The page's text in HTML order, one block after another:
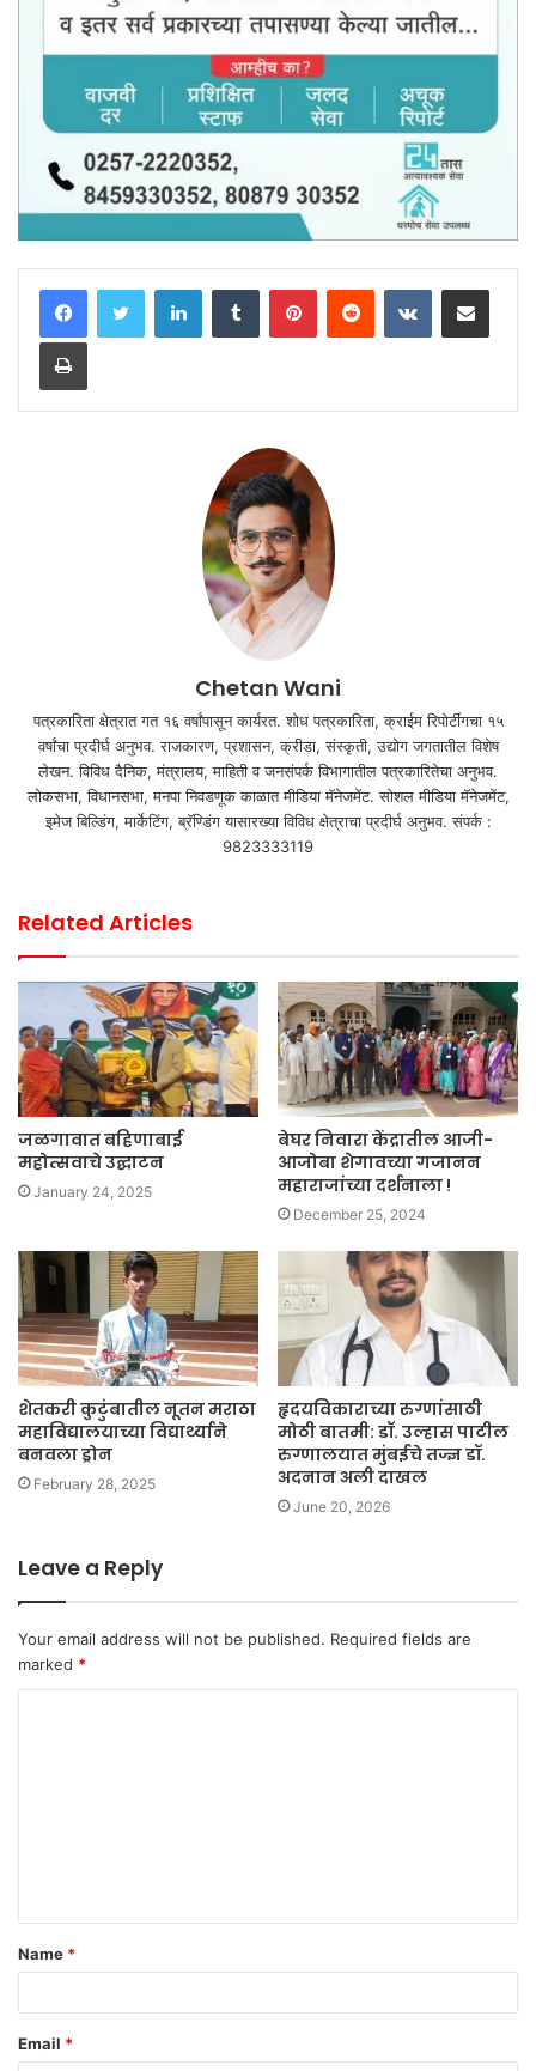
LinkedInTumblr PinterestReddit VKontakteShare via Email
Print
Chetan Wani
पत्रकारिता क्षेत्रात गत १६ वर्षांपासून कार्यरत. शोध पत्रकारिता, क्राईम रिपोर्टींगचा १५
वर्षांचा प्रदीर्घ अनुभव. राजकारण, प्रशासन, क्रीडा, संस्कृती, उद्योग जगतातील विशेष
लेखन. विविध दैनिक, मंत्रालय, माहिती व जनसंपर्क विभागातील पत्रकारितेचा अनुभव.
लोकसभा, विधानसभा, मनपा निवडणूक काळात मीडिया मॅनेजमेंट. सोशल मीडिया मॅनेजमेंट,
इमेज बिल्डिंग, मार्केटिंग, ब्रॅण्डिंग यासारख्या विविध क्षेत्राचा प्रदीर्घ अनुभव. संपर्क :
9823333119
Related Articles
जळगावात बहिणाबाई
महोत्सवाचे उद्घाटन
January 24, 2025
बेघर निवारा केंद्रातील आजी-
आजोबा शेगावच्या गजानन
महाराजांच्या दर्शनाला !
December 25, 2024
शेतकरी कुटुंबातील नूतन मराठा
महाविद्यालयाच्या विद्यार्थ्याने
बनवला ड्रोन
February 28, 2025
हृदयविकाराच्या रुग्णांसाठी
मोठी बातमी: डॉ. उल्हास पाटील
रुग्णालयात मुंबईचे तज्ज्ञ डॉ.
अदनान अली दाखल
June 20, 2026
Leave a Reply
Your email address will not be published. Required fields are
marked *
t
*
Name *
Email *